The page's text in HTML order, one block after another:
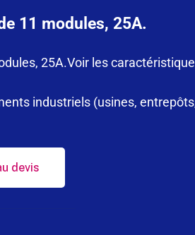
11 modules, 25A.
25A.Voir les
industriels (usines,
devis